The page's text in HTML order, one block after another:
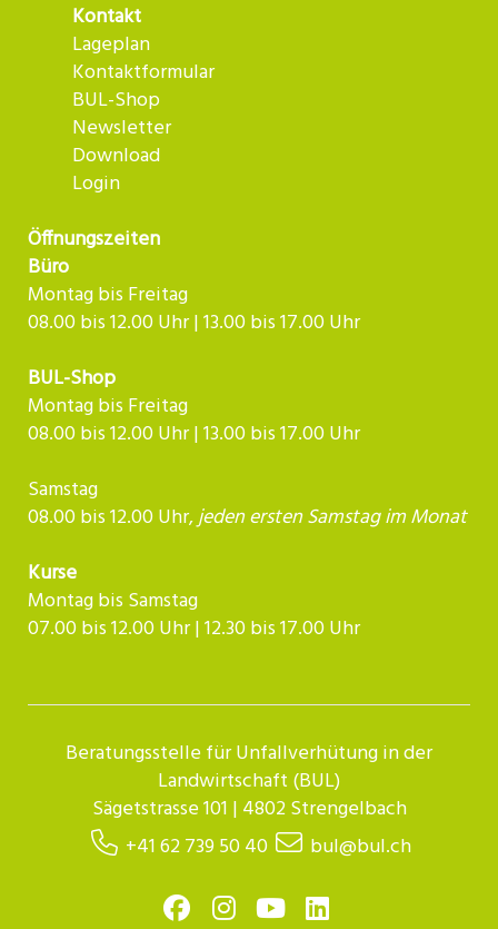
Kontakt
Lageplan
Kontaktformular
BUL-Shop
Newsletter
Download
Login
Öffnungszeiten
Büro
Montag bis Freitag
08.00 bis 12.00 Uhr | 13.00 bis 17.00 Uhr
BUL-Shop
Montag bis Freitag
08.00 bis 12.00 Uhr | 13.00 bis 17.00 Uhr
Samstag
08.00 bis 12.00 Uhr,jeden ersten Samstag im Monat
Kurse
Montag bis Samstag
07.00 bis 12.00 Uhr | 12.30 bis 17.00 Uhr​​​​​​
Beratungsstelle für Unfallverhütung in der
Landwirtschaft (BUL)
Sägetstrasse 101 | 4802 Strengelbach
+41 62 739 50 40
bul@bul.ch